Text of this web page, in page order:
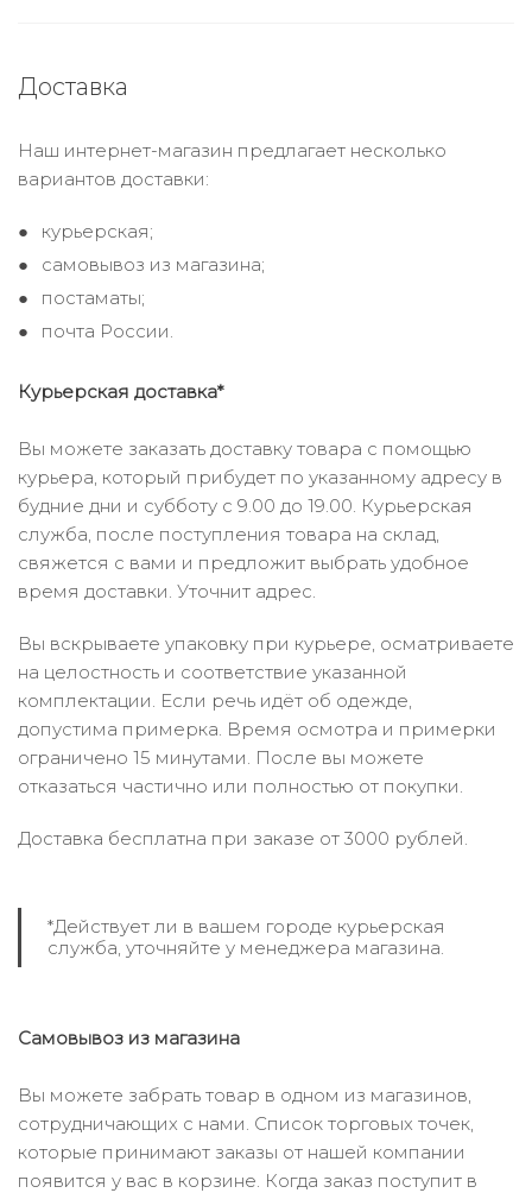
Доставка
Наш интернет-магазин предлагает несколько
вариантов доставки:
курьерская;
самовывоз из магазина;
постаматы;
почта России.
Курьерская доставка*
Вы можете заказать доставку товара с помощью
курьера, который прибудет по указанному адресу в
будние дни и субботу с 9.00 до 19.00. Курьерская
служба, после поступления товара на склад,
свяжется с вами и предложит выбрать удобное
время доставки. Уточнит адрес.
Вы вскрываете упаковку при курьере, осматриваете
на целостность и соответствие указанной
комплектации. Если речь идёт об одежде,
допустима примерка. Время осмотра и примерки
ограничено 15 минутами. После вы можете
отказаться частично или полностью от покупки.
Доставка бесплатна при заказе от 3000 рублей.
*Действует ли в вашем городе курьерская
служба, уточняйте у менеджера магазина.
Самовывоз из магазина
Вы можете забрать товар в одном из магазинов,
сотрудничающих с нами. Список торговых точек,
которые принимают заказы от нашей компании
появится у вас в корзине. Когда заказ поступит в